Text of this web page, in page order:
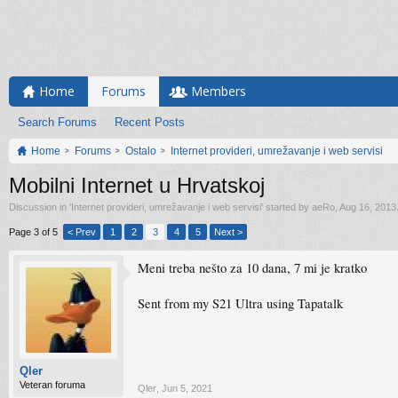
Home Forums
Search Forums Recent Posts
Members
Home Forums Ostalo Internet provideri, umrežavanje i web servisi
Mobilni Internet u Hrvatskoj
Discussion in 'Internet provideri, umrežavanje i web servisi' started by aeRo Aug 16, 2013
Page 3 of 5 < Prev 1 2 3 4 5 Next >
Qler
Veteran foruma
Meni treba nešto za 10 dana, 7 mi je kratko
Sent from my S21 Ultra using Tapatalk
Qler Jun 5, 2021